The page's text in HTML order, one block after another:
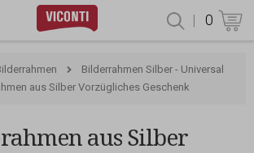
| 0
Bilderrahmen Silber - Universal
aus Silber Vorzügliches Geschenk
aus Silber